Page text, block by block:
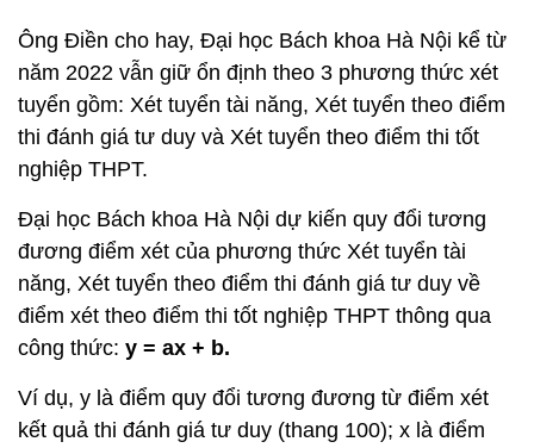
Ông Điền cho hay, Đại học Bách khoa Hà Nội kể từ
năm 2022 vẫn giữ ổn định theo 3 phương thức xét
tuyển gồm: Xét tuyển tài năng, Xét tuyển theo điểm
thi đánh giá tư duy và Xét tuyển theo điểm thi tốt
nghiệp THPT.
Đại học Bách khoa Hà Nội dự kiến quy đổi tương
đương điểm xét của phương thức Xét tuyển tài
năng, Xét tuyển theo điểm thi đánh giá tư duy về
điểm xét theo điểm thi tốt nghiệp THPT thông qua
công thức: y = ax + b.
Ví dụ, y là điểm quy đổi tương đương từ điểm xét
kết quả thi đánh giá tư duy (thang 100); x là điểm